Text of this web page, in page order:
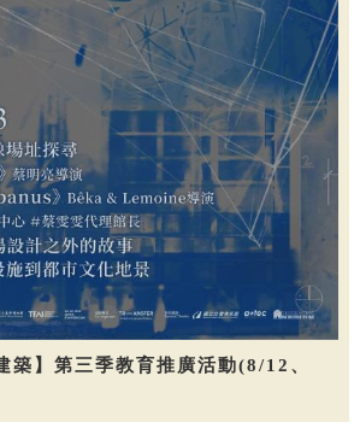
築】第三季教育推廣活動(8/12、